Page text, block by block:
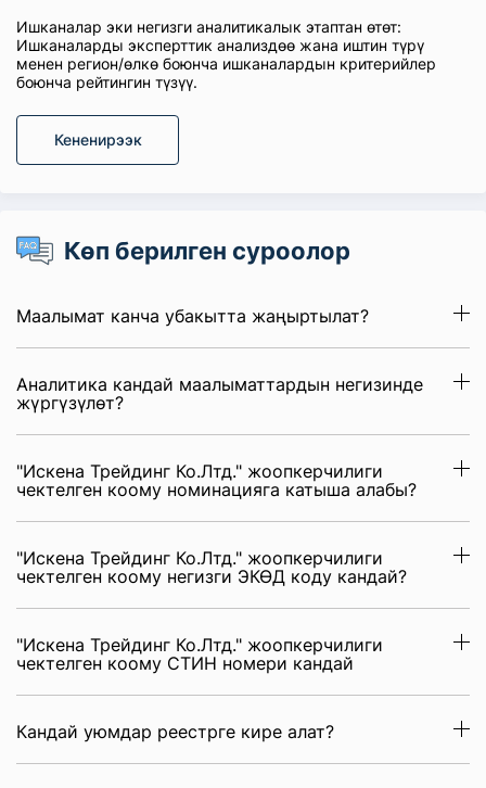
Ишканалар эки негизги аналитикалык этаптан өтөт:
Ишканаларды эксперттик анализдөө жана иштин түрү
менен регион/өлкө боюнча ишканалардын критерийлер
боюнча рейтингин түзүү.
Кененирээк
Көп берилген суроолор
Маалымат канча убакытта жаңыртылат?
Аналитика кандай маалыматтардын негизинде
жүргүзүлөт?
"Искена Трейдинг Ко.Лтд." жоопкерчилиги
чектелген коому номинацияга катыша алабы?
"Искена Трейдинг Ко.Лтд." жоопкерчилиги
чектелген коому негизги ЭКӨД коду кандай?
"Искена Трейдинг Ко.Лтд." жоопкерчилиги
чектелген коому СТИН номери кандай
Кандай уюмдар реестрге кире алат?